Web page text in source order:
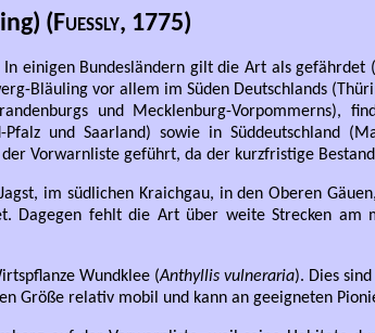
(Fuessly, 1775)
einigen Bundesländern gilt die Art als gefährdet
Bläuling vor allem im Süden Deutschlands
und Mecklenburg-Vorpommerns),
und Saarland) sowie in Süddeutschland
Vorwarnliste geführt, da der kurzfristige
im südlichen Kraichgau, in den Oberen
Dagegen fehlt die Art über weite Strecken
Wundklee (Anthyllis vulneraria). Dies
Größe relativ mobil und kann an geeigneten